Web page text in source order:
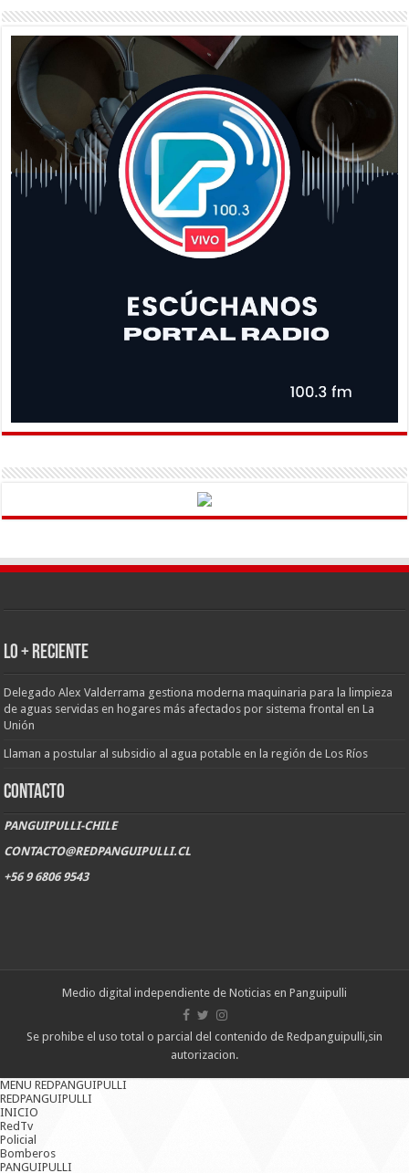
LO + RECIENTE
Delegado Alex Valderrama gestiona moderna maquinaria para la limpieza
de aguas servidas en hogares más afectados por sistema frontal en La
Unión
Llaman a postular al subsidio al agua potable en la región de Los Ríos
CONTACTO
PANGUIPULLI-CHILE
CONTACTO@REDPANGUIPULLI.CL
+56 9 6806 9543
Medio digital independiente de Noticias en Panguipulli
Se prohibe el uso total o parcial del contenido de Redpanguipulli,sin
autorizacion.
MENU REDPANGUIPULLI
REDPANGUIPULLI
INICIO
RedTv
Policial
Bomberos
PANGUIPULLI